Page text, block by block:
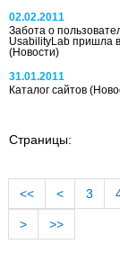
02.02.2011
Забота о
UsabilityLab пришла
(Новости)
31.01.2011
Каталог сайтов
Страницы:
<< < 3
> >>